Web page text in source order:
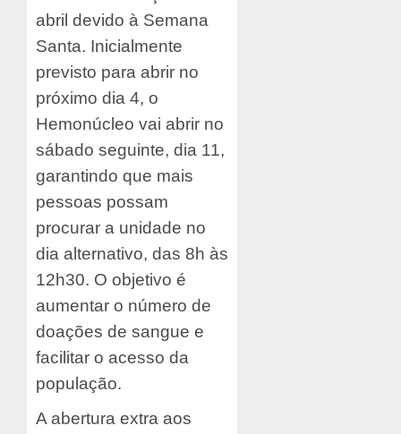
abril devido à Semana
Santa. Inicialmente
previsto para abrir no
próximo dia 4, o
Hemonúcleo vai abrir no
sábado seguinte, dia 11,
garantindo que mais
pessoas possam
procurar a unidade no
dia alternativo, das 8h às
12h30. O objetivo é
aumentar o número de
doações de sangue e
facilitar o acesso da
população.
A abertura extra aos